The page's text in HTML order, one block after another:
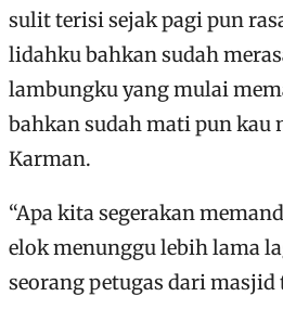
sulit terisi sejak pagi pun
lidahku bahkan sudah
lambungku yang mulai
bahkan sudah mati pun kau
Karman.
“Apa kita segerakan
elok menunggu lebih lama
seorang petugas dari masjid